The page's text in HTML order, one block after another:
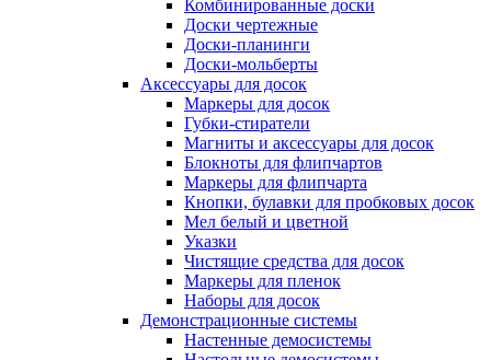
Комбинированные доски
Доски чертежные
Доски-планинги
Доски-мольберты
Аксессуары для досок
Маркеры для досок
Губки-стиратели
Магниты и аксессуары для досок
Блокноты для флипчартов
Маркеры для флипчарта
Кнопки, булавки для пробковых досок
Мел белый и цветной
Указки
Чистящие средства для досок
Маркеры для пленок
Наборы для досок
Демонстрационные системы
Настенные демосистемы